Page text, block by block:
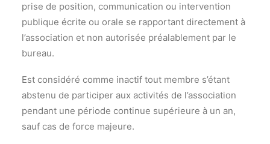
prise de position, communication ou intervention
publique écrite ou orale se rapportant directement à
l’association et non autorisée préalablement par le
bureau.
Est considéré comme inactif tout membre s’étant
abstenu de participer aux activités de l’association
pendant une période continue supérieure à un an,
sauf cas de force majeure.